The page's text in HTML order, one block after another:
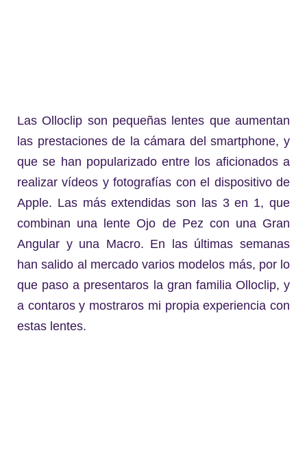
Las Olloclip son pequeñas lentes que aumentan
las prestaciones de la cámara del smartphone, y
que se han popularizado entre los aficionados a
realizar vídeos y fotografías con el dispositivo de
Apple. Las más extendidas son las 3 en 1, que
combinan una lente Ojo de Pez con una Gran
Angular y una Macro. En las últimas semanas
han salido al mercado varios modelos más, por lo
que paso a presentaros la gran familia Olloclip, y
a contaros y mostraros mi propia experiencia con
estas lentes.